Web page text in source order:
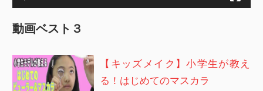
動画ベスト３
【キッズメイク】小学生が教え
る！はじめてのマスカラ